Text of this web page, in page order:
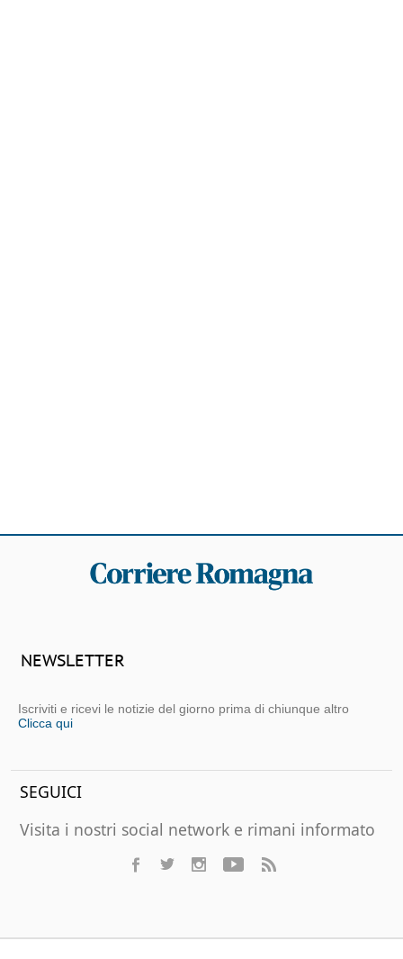
NEWSLETTER
Iscriviti e ricevi le notizie del giorno prima di chiunque altro
Clicca qui
SEGUICI
Visita i nostri social network e rimani informato